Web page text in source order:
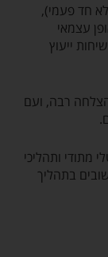
חד פעמי),
עצמאי
ייעוץ
רבה, ועם
מתודי ותהליכי
בתהליך